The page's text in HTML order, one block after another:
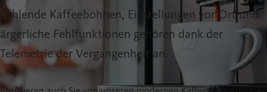
Fehlende Kaffeebohnen, Einstellungen vor Ort und
ärgerliche Fehlfunktionen gehören dank der
Telemetrie der Vergangenheit an.